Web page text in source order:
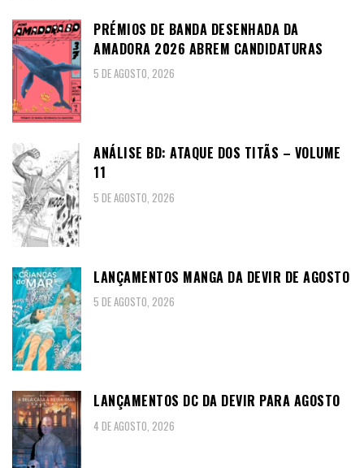
PRÉMIOS DE BANDA DESENHADA DA
AMADORA 2026 ABREM CANDIDATURAS
5 DE AGOSTO, 2026
ANÁLISE BD: ATAQUE DOS TITÃS – VOLUME
11
5 DE AGOSTO, 2026
LANÇAMENTOS MANGA DA DEVIR DE AGOSTO
5 DE AGOSTO, 2026
LANÇAMENTOS DC DA DEVIR PARA AGOSTO
4 DE AGOSTO, 2026